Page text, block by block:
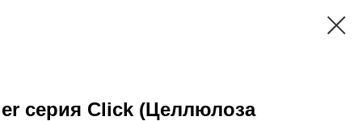
серия Click (Целлюлоза